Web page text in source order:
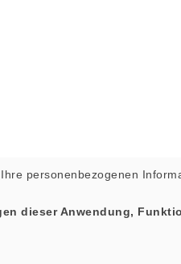
personenbezogenen
dieser Anwendung,